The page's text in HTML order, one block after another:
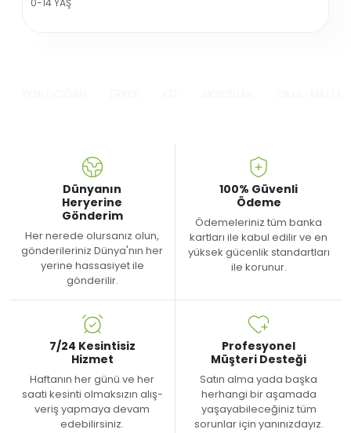
0-14 YAŞ
Dünyanın
Heryerine
Gönderim
Her nerede olursanız olun,
gönderileriniz Dünya'nın her
yerine hassasiyet ile
gönderilir.
100% Güvenli
Ödeme
Ödemeleriniz tüm banka
kartları ile kabul edilir ve en
yüksek gücenlik standartları
ile korunur.
7/24 Kesintisiz
Hizmet
Haftanın her günü ve her
saati kesinti olmaksızın alış-
veriş yapmaya devam
edebilirsiniz.
Profesyonel
Müşteri Desteği
Satın alma yada başka
herhangi bir aşamada
yaşayabileceğiniz tüm
sorunlar için yanınızdayız.